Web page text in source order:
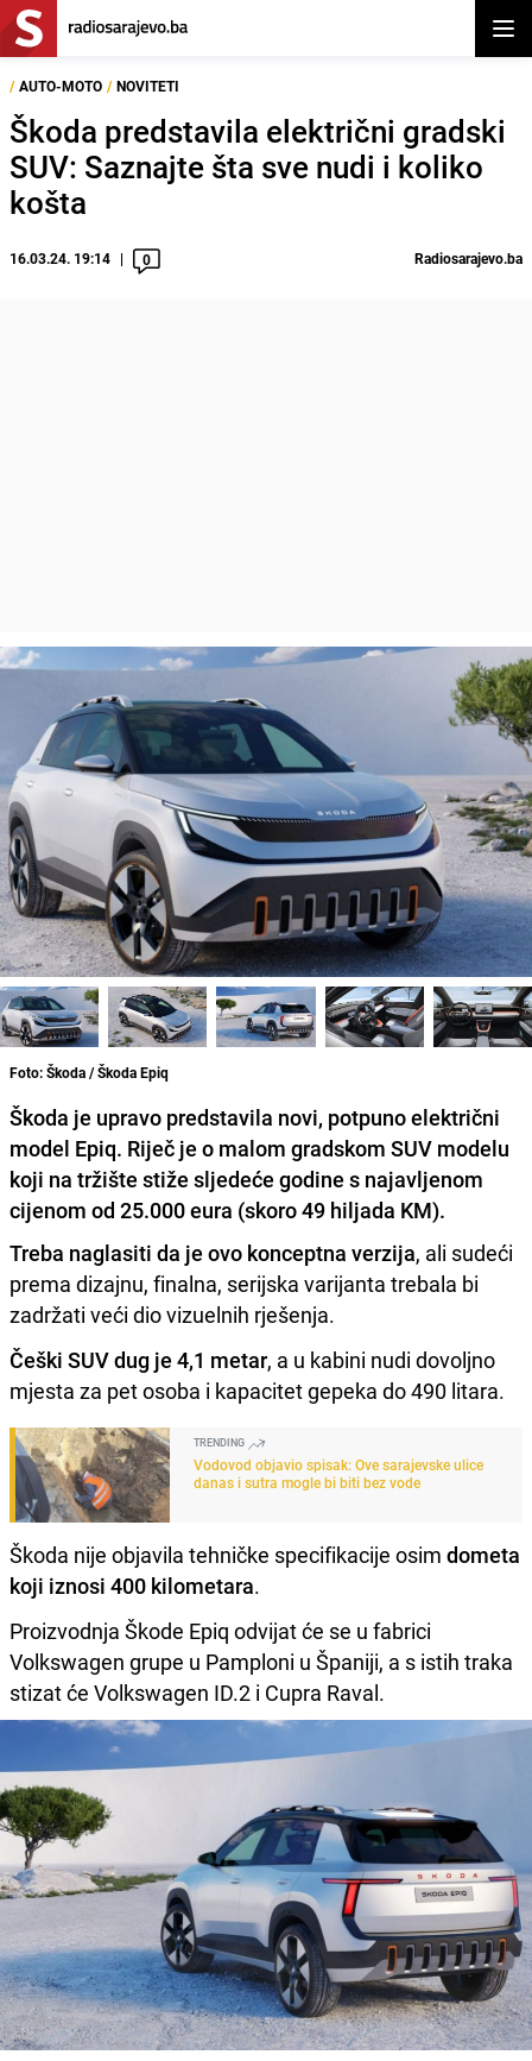
/ AUTO-MOTO / NOVITETI
Škoda predstavila električni gradski
SUV: Saznajte šta sve nudi i koliko
košta
16.03.24. 19:14 0 Radiosarajevo.ba
Foto: Škoda / Škoda Epiq
Škoda je upravo predstavila novi, potpuno električni
model Epiq. Riječ je o malom gradskom SUV modelu
koji na tržište stiže sljedeće godine s najavljenom
cijenom od 25.000 eura (skoro 49 hiljada KM).
Treba naglasiti da je ovo konceptna verzija, ali sudeći
prema dizajnu, finalna, serijska varijanta trebala bi
zadržati veći dio vizuelnih rješenja.
Češki SUV dug je 4,1 metar, a u kabini nudi dovoljno
mjesta za pet osoba i kapacitet gepeka do 490 litara.
TRENDING
Vodovod objavio spisak: Ove sarajevske ulice
danas i sutra mogle bi biti bez vode
Škoda nije objavila tehničke specifikacije osim dometa
koji iznosi 400 kilometara.
Proizvodnja Škode Epiq odvijat će se u fabrici
Volkswagen grupe u Pamploni u Španiji, a s istih traka
stizat će Volkswagen ID.2 i Cupra Raval.